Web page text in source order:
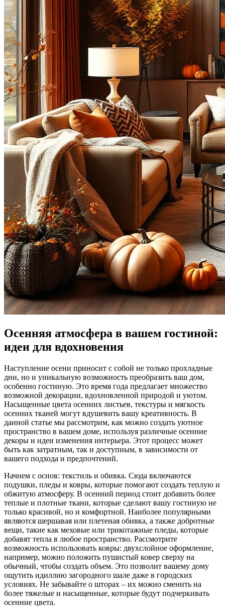
Осенняя атмосфера в вашем гостиной:
идеи для вдохновения
Наступление осени приносит с собой не только прохладные
дни, но и уникальную возможность преобразить ваш дом,
особенно гостиную. Это время года предлагает множество
возможной декорации, вдохновленной природой и уютом.
Насыщенные цвета осенних листьев, текстуры и мягкость
осенних тканей могут вдушевить вашу креативность. В
данной статье мы рассмотрим, как можно создать уютное
пространство в вашем доме, используя различные осенние
декоры и идеи изменения интерьера. Этот процесс может
быть как затратным, так и доступным, в зависимости от
вашего подхода и предпочтений.
Начнем с основ: текстиль и обивка. Сюда включаются
подушки, пледы и ковры, которые помогают создать теплую и
обжитую атмосферу. В осенний период стоит добавить более
теплые и плотные ткани, которые сделают вашу гостиную не
только красивой, но и комфортной. Наиболее популярными
являются шершавая или плетеная обивка, а также добротные
вещи, такие как меховые или трикотажные пледы, которые
добавят тепла в любое пространство. Рассмотрите
возможность использовать ковры: двухслойное оформление,
например, можно положить пушистый ковер сверху на
обычный, чтобы создать объем. Это позволит вашему дому
ощутить идиллию загородного шале даже в городских
условиях. Не забывайте о шторах – их можно сменить на
более тяжелые и насыщенные, которые будут подчеркивать
осенние цвета.